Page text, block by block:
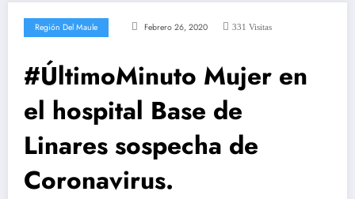
Región Del Maule Febrero 26, 2020 331 Visitas
#ÚltimoMinuto Mujer en
el hospital Base de
Linares sospecha de
Coronavirus.